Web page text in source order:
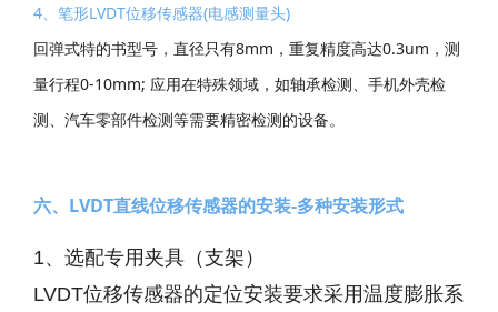
4、笔形LVDT位移传感器(电感测量头)
回弹式特的书型号，直径只有8mm，重复精度高达0.3um，测
量行程0-10mm; 应用在特殊领域，如轴承检测、手机外壳检
测、汽车零部件检测等需要精密检测的设备。
六、LVDT直线位移传感器的安装-多种安装形式
1、选配专用夹具（支架）
LVDT位移传感器的定位安装要求采用温度膨胀系